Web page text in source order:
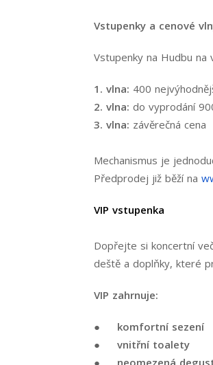
Vstupenky a cenové
Vstupenky na Hudbu na
1. vlna: 400
2. vlna: do vyprodání
3. vlna: závěrečná cena
Mechanismus je
Předprodej již běží na
VIP vstupenka
Dopřejte si koncertní
deště a doplňky, které
VIP zahrnuje:
● komfortní sezení
● vnitřní toalety
● neomezená